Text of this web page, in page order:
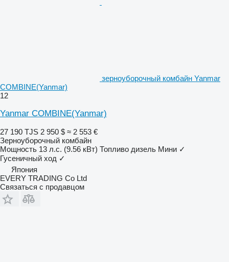
зерноуборочный комбайн Yanmar
COMBINE(Yanmar)
12
Yanmar COMBINE(Yanmar)
27 190 TJS 2 950 $ ≈ 2 553 €
Зерноуборочный комбайн
Мощность 13 л.с. (9.56 кВт) Топливо дизель Мини ✓
Гусеничный ход ✓
Япония
EVERY TRADING Co Ltd
Связаться с продавцом